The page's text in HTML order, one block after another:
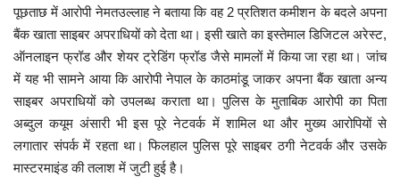
पूछताछ में आरोपी नेमतउल्लाह ने बताया कि वह 2 प्रतिशत कमीशन के बदले अपना
बैंक खाता साइबर अपराधियों को देता था। इसी खाते का इस्तेमाल डिजिटल अरेस्ट,
ऑनलाइन फ्रॉड और शेयर ट्रेडिंग फ्रॉड जैसे मामलों में किया जा रहा था। जांच
में यह भी सामने आया कि आरोपी नेपाल के काठमांडू जाकर अपना बैंक खाता अन्य
साइबर अपराधियों को उपलब्ध कराता था। पुलिस के मुताबिक आरोपी का पिता
अब्दुल कयूम अंसारी भी इस पूरे नेटवर्क में शामिल था और मुख्य आरोपियों से
लगातार संपर्क में रहता था। फिलहाल पुलिस पूरे साइबर ठगी नेटवर्क और उसके
मास्टरमाइंड की तलाश में जुटी हुई है।